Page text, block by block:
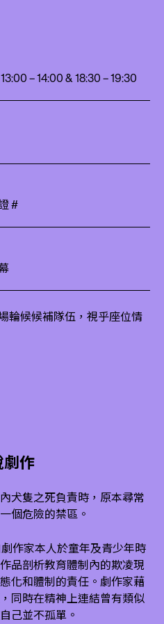
– 14:00 & 18:30 – 19:30
#
輪候候補隊伍，視乎座位情
劇作
犬隻之死負責時，原本尋常
個危險的禁區。
劇作家本人於童年及青少年時
品剖析教育體制內的欺凌現
化和體制的責任。劇作家藉
同時在精神上連結曾有類似
己並不孤單。